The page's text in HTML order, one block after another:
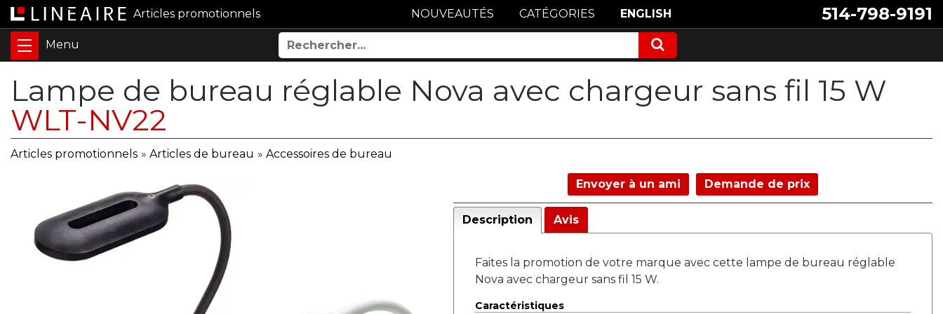
Articles promotionnels 514-798-9191
NOUVEAUTÉS CATÉGORIES ENGLISH
Lampe de bureau réglable Nova avec chargeur sans fil 15 W
WLT-NV22
Articles promotionnels » Articles de bureau » Accessoires de bureau
Envoyer à un ami Demande de prix
Description Avis
Faites la promotion de votre marque avec cette lampe de bureau réglable
Nova avec chargeur sans fil 15 W.
Caractéristiques